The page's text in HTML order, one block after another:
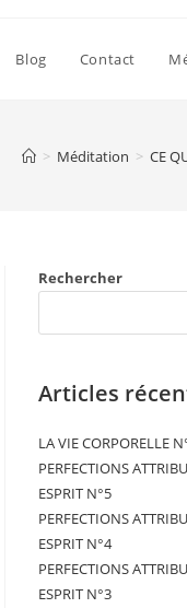
Blog Contact
> Méditation > CE
Rechercher
Articles
LA VIE CORPORELLE
PERFECTIONS
ESPRIT N°5
PERFECTIONS
ESPRIT N°4
PERFECTIONS
ESPRIT N°3